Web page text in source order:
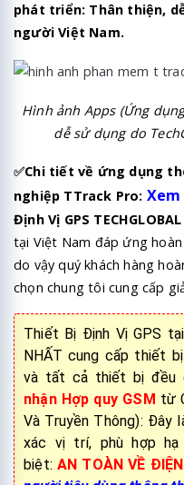
phát triển: Thân thiện,
người Việt Nam.
Hình ảnh Apps (Ứng
dễ sử dụng do
✅Chi tiết về ứng dụng
nghiệp TTrack Pro:
Định Vị GPS TECHGLOBAL
tại Việt Nam đáp ứng
do vậy quý khách hàng
chọn chung tôi cung cấp
Thiết Bị Định Vị GPS tại
NHẤT cung cấp thiết
và tất cả thiết bị đều
nhận Hợp quy GSM từ
Và Truyền Thông): Đây
xác vị trí, phù hợp
biệt: AN TOÀN VỀ ĐIỆN